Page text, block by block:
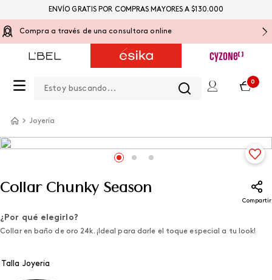
Compra a través de una consultora online
0
ENVÍO GRATIS POR COMPRAS MAYORES A $130.000
Joyería
Collar Chunky Season
Compartir
¿Por qué elegirlo?
Collar en baño de oro 24k. ¡Ideal para darle el toque especial a tu look!
Talla Joyeria